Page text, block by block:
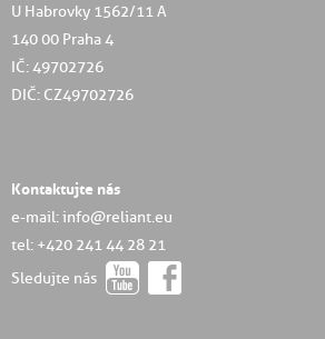
U Habrovky 1562/11 A
140 00 Praha 4
IČ: 49702726
DIČ: CZ49702726
Kontaktujte nás
e-mail: info@reliant.eu
tel: +420 241 44 28 21
Sledujte nás